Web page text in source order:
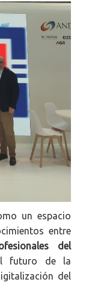
un espacio
entre
del
futuro de la
del